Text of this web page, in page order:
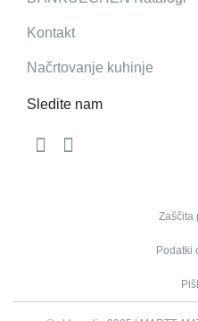
Kontakt
Načrtovanje kuhinje
Sledite nam
Zaščita
Podatki